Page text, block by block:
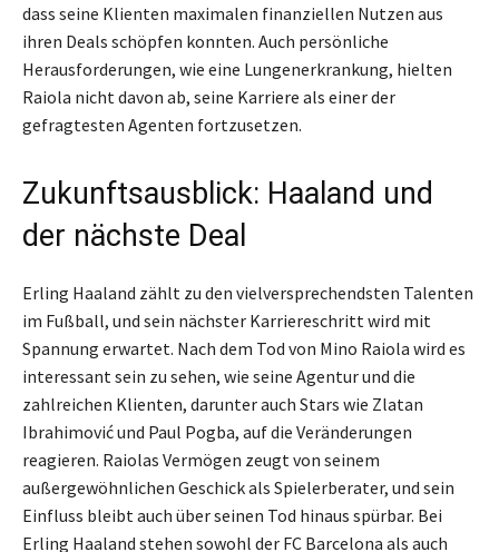
dass seine Klienten maximalen finanziellen Nutzen aus
ihren Deals schöpfen konnten. Auch persönliche
Herausforderungen, wie eine Lungenerkrankung, hielten
Raiola nicht davon ab, seine Karriere als einer der
gefragtesten Agenten fortzusetzen.
Zukunftsausblick: Haaland und
der nächste Deal
Erling Haaland zählt zu den vielversprechendsten Talenten
im Fußball, und sein nächster Karriereschritt wird mit
Spannung erwartet. Nach dem Tod von Mino Raiola wird es
interessant sein zu sehen, wie seine Agentur und die
zahlreichen Klienten, darunter auch Stars wie Zlatan
Ibrahimović und Paul Pogba, auf die Veränderungen
reagieren. Raiolas Vermögen zeugt von seinem
außergewöhnlichen Geschick als Spielerberater, und sein
Einfluss bleibt auch über seinen Tod hinaus spürbar. Bei
Erling Haaland stehen sowohl der FC Barcelona als auch